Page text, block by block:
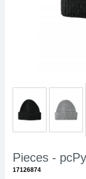
Pieces -
17126874